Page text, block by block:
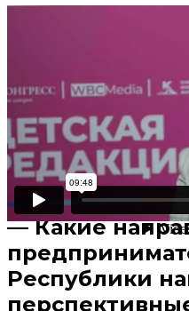
Смотреть позже
— Правда ли,
девушкам
карьеру и
бизнес?
— Какие
Республики